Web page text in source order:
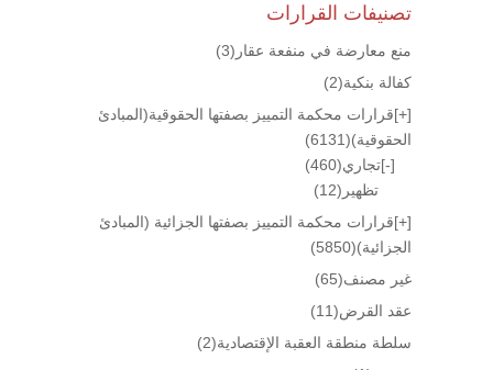
تصنيفات القرارات
منع معارضة في منفعة عقار (3)
كفالة بنكية(2)
[+]قرارات محكمة التمييز بصفتها الحقوقية(المبادئ
الحقوقية)(6131)
[-]تجاري(460)
تظهير (12)
[+]قرارات محكمة التمييز بصفتها الجزائية (المبادئ
الجزائية)(5850)
غير مصنف(65)
عقد القرض(11)
سلطة منطقة العقبة الإقتصادية(2)